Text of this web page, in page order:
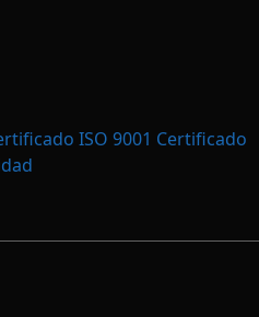
#:~:text=Fax
ISO 9001 Certificado